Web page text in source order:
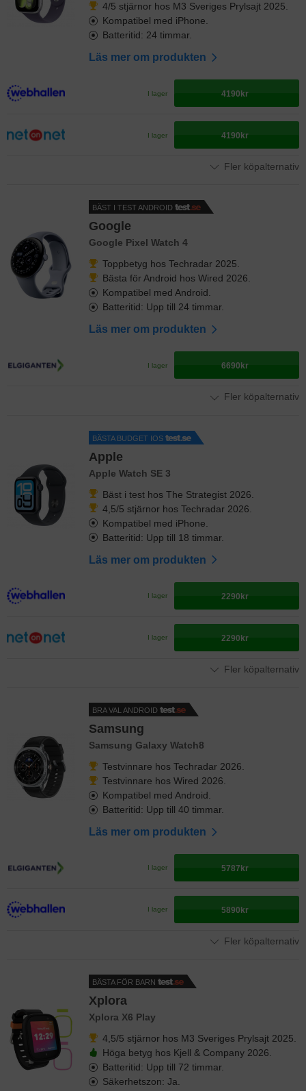
4/5 stjärnor hos M3 Sveriges Prylsajt 2025.
Kompatibel med iPhone.
Batteritid: 24 timmar.
Läs mer om produkten
I lager 4190kr
I lager 4190kr
Fler köpalternativ
BÄST I TEST ANDROID
Google
Google Pixel Watch 4
Toppbetyg hos Techradar 2025.
Bästa för Android hos Wired 2026.
Kompatibel med Android.
Batteritid: Upp till 24 timmar.
Läs mer om produkten
I lager 6690kr
Fler köpalternativ
BÄSTA BUDGET IOS
Apple
Apple Watch SE 3
Bäst i test hos The Strategist 2026.
4,5/5 stjärnor hos Techradar 2026.
Kompatibel med iPhone.
Batteritid: Upp till 18 timmar.
Läs mer om produkten
I lager 2290kr
I lager 2290kr
Fler köpalternativ
BRA VAL ANDROID
Samsung
Samsung Galaxy Watch8
Testvinnare hos Techradar 2026.
Testvinnare hos Wired 2026.
Kompatibel med Android.
Batteritid: Upp till 40 timmar.
Läs mer om produkten
I lager 5787kr
I lager 5890kr
Fler köpalternativ
BÄSTA FÖR BARN
Xplora
Xplora X6 Play
4,5/5 stjärnor hos M3 Sveriges Prylsajt 2025.
Höga betyg hos Kjell & Company 2026.
Batteritid: Upp till 72 timmar.
Säkerhetszon: Ja.